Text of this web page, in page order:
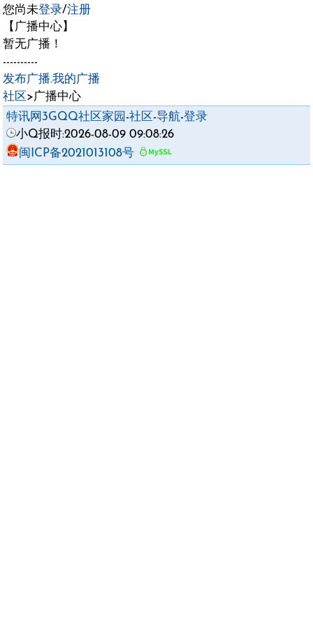
您尚未登录/注册
【广播中心】
暂无广播！
----------
发布广播.我的广播
社区 >广播中心
特讯网3GQQ社区家园 -社区 -导航-登录
小Q报时:2026-08-09 09:08:26
闽ICP备2021013108号